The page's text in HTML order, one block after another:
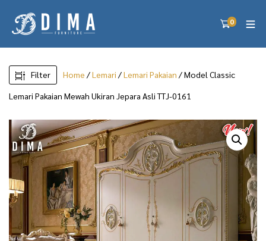
0
Filter Home /Lemari /Lemari Pakaian / Model Classic
Lemari Pakaian Mewah Ukiran Jepara Asli TTJ-0161